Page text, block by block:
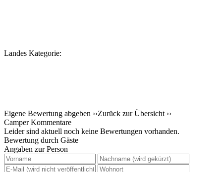
Landes Kategorie:
Eigene Bewertung abgeben ››Zurück zur Übersicht ››
Camper Kommentare
Leider sind aktuell noch keine Bewertungen vorhanden.
Bewertung durch Gäste
Angaben zur Person